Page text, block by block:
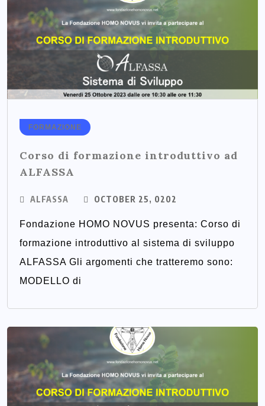
FORMAZIONE
Corso di formazione introduttivo ad
ALFASSA
ALFASSA OCTOBER 25, 0202
Fondazione HOMO NOVUS presenta: Corso di
formazione introduttivo al sistema di sviluppo
ALFASSA Gli argomenti che tratteremo sono:
MODELLO di